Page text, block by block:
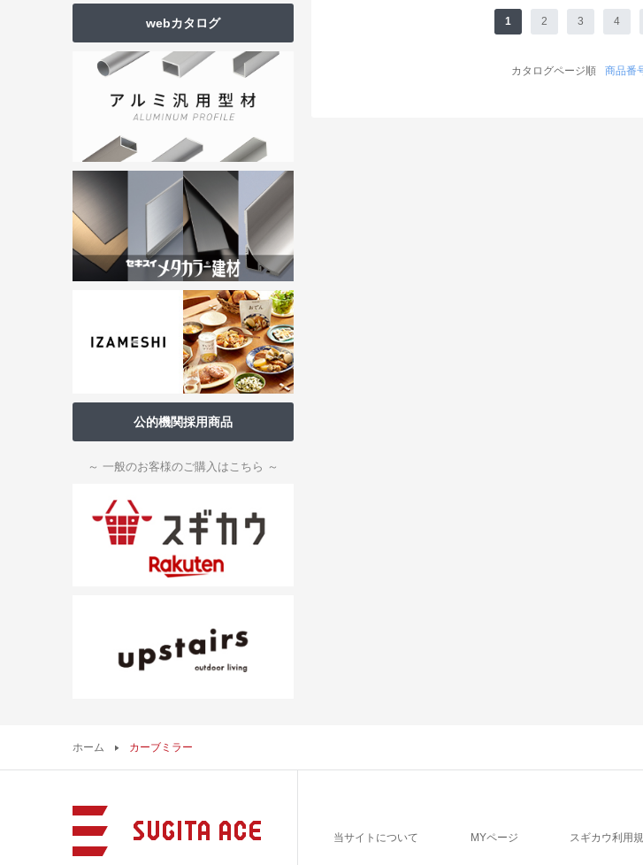
1 2 3 4
カタログページ順 商品番
webカタログ
公的機関採用商品
～ 一般のお客様のご購入はこちら ～
ホーム カーブミラー
当サイトについて MYページ スギカウ利用